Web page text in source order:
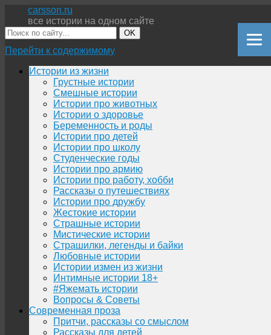
carsson.ru
все истории на одном сайте
OK
Перейти к содержимому
Истории из жизни
Грустные истории
Смешные истории
Истории про животных
Истории о здоровье
Беременность и роды
Истории про детей
Истории про школу
Студенческие годы
Истории про армию
Истории про работу, хобби
Рассказы о путешествиях
Истории про дружбу
Жестокие истории
Страшные истории
Мистические истории
Страшилки, легенды и байки
Любовные истории
Истории измен из жизни
Интимные истории 18+
#Яжемать истории
Вопросы & Советы
Современная проза
Притчи, рассказы со смыслом
Рассказы для детей